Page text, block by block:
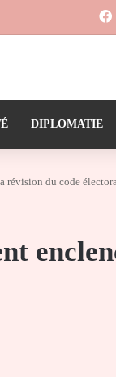
DIPLOMATIE
révision du code